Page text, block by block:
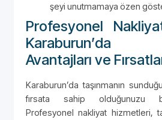
şeyi unutmamaya özen
Profesyonel
Karaburun’da
Avantajları ve
Karaburun’da taşınmanın
fırsata sahip olduğunuzu
Profesyonel nakliyat hizmetleri,